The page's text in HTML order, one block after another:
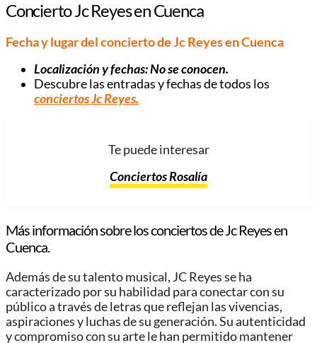
Concierto Jc Reyes en Cuenca
Fecha y lugar del concierto de Jc Reyes en Cuenca
Localización y fechas: No se conocen.
Descubre las entradas y fechas de todos los
conciertos Jc Reyes.
Te puede interesar
Conciertos Rosalía
Más información sobre los conciertos de Jc Reyes en
Cuenca.
Además de su talento musical, JC Reyes se ha
caracterizado por su habilidad para conectar con su
público a través de letras que reflejan las vivencias,
aspiraciones y luchas de su generación. Su autenticidad
y compromiso con su arte le han permitido mantener